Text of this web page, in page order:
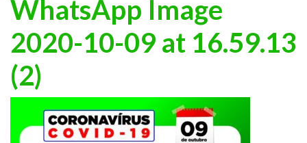
WhatsApp Image
2020-10-09 at 16.59.13
(2)